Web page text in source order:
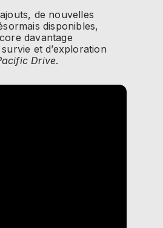
de nouvelles
disponibles,
davantage
et d’exploration
Drive.